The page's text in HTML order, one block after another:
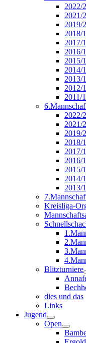
2022/
2021/
2019/
2018/
2017/
2016/
2015/
2014/
2013/
2012/
2011/
2022/
2021/
2019/
2018/
2017/
2016/
2015/
2014/
2013/
Kreisliga-
Blitzturniere
dies und das
Links
Jugend
Open